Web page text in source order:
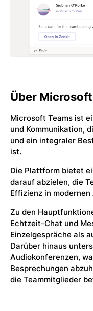
Über
Microsoft Teams ist
und Kommunikation,
und ein integraler
ist.
Die Plattform bietet
darauf abzielen, die
Effizienz in
Zu den
Echtzeit-Chat und
Einzelgespräche als
Darüber hinaus
Audiokonferenzen,
Besprechungen
die Teammitglieder